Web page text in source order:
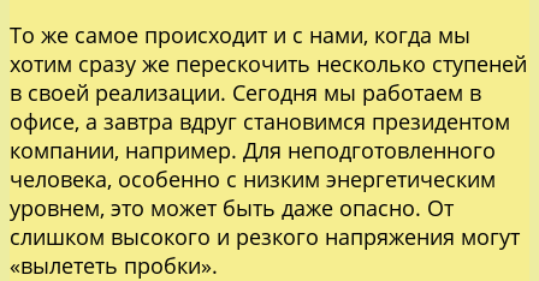
То же самое происходит и с нами, когда мы
хотим сразу же перескочить несколько ступеней
в своей реализации. Сегодня мы работаем в
офисе, а завтра вдруг становимся президентом
компании, например. Для неподготовленного
человека, особенно с низким энергетическим
уровнем, это может быть даже опасно. От
слишком высокого и резкого напряжения могут
«вылететь пробки».